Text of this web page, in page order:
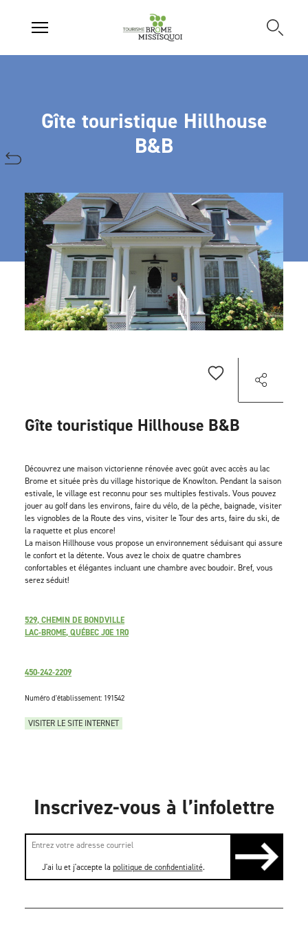
Gîte touristique Hillhouse
B&B
529, CHEMIN DE BONDVILLE
LAC-BROME, QUÉBEC J0E 1R0
450-242-2209
Numéro d'établissement: 191542
VISITER LE SITE INTERNET
Gîte touristique Hillhouse B&B
Découvrez une maison victorienne rénovée avec goût avec accès au lac
Brome et située près du village historique de Knowlton. Pendant la saison
estivale, le village est reconnu pour ses multiples festivals. Vous pouvez
jouer au golf dans les environs, faire du vélo, de la pêche, baignade, visiter
les vignobles de la Route des vins, visiter le Tour des arts, faire du ski, de
la raquette et plus encore!
La maison Hillhouse vous propose un environnement séduisant qui assure
le confort et la détente. Vous avez le choix de quatre chambres
confortables et élégantes incluant une chambre avec boudoir. Bref, vous
serez séduit!
Inscrivez-vous à l’infolettre
J'ai lu et j'accepte la politique de confidentialité.